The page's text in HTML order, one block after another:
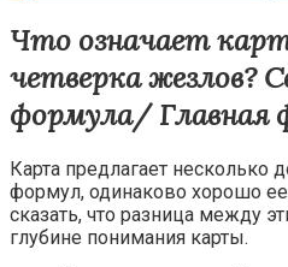
Что означает
четверка жезлов?
формула/ Главная
Карта предлагает несколько
формул, одинаково хорошо
сказать, что разница между
глубине понимания карты.